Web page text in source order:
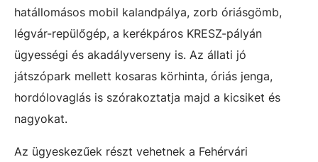
hatállomásos mobil kalandpálya, zorb óriásgömb,
légvár-repülőgép, a kerékpáros KRESZ-pályán
ügyességi és akadályverseny is. Az állati jó
játszópark mellett kosaras körhinta, óriás jenga,
hordólovaglás is szórakoztatja majd a kicsiket és
nagyokat.
Az ügyeskezűek részt vehetnek a Fehérvári